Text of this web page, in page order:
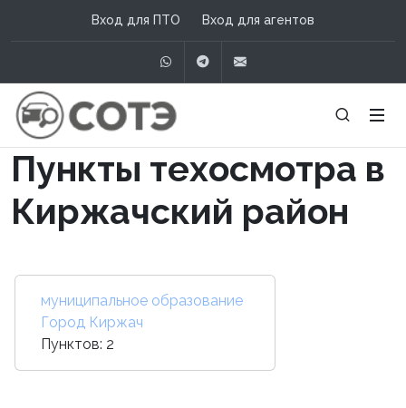
Вход для ПТО Вход для агентов
WhatsAppTelegram
Пункты техосмотра в
Киржачский район
муниципальное образование
Город Киржач
Пунктов: 2